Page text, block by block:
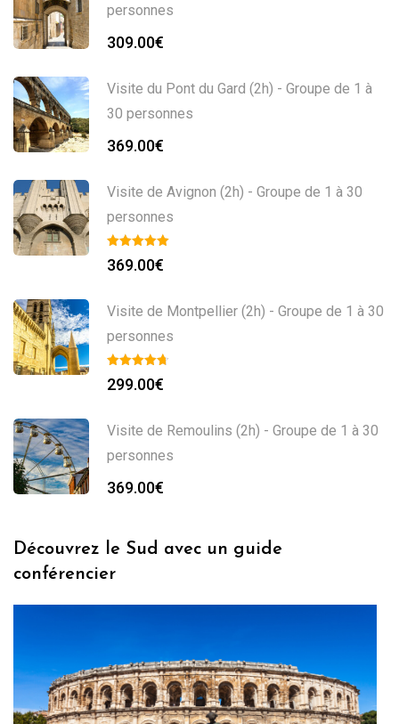
personnes
309.00€
Visite du Pont du Gard (2h) - Groupe de 1 à
30 personnes
369.00€
Visite de Avignon (2h) - Groupe de 1 à 30
personnes
369.00€
Visite de Montpellier (2h) - Groupe de 1 à 30
personnes
299.00€
Visite de Remoulins (2h) - Groupe de 1 à 30
personnes
369.00€
Découvrez le Sud avec un guide
conférencier